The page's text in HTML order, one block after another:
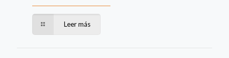
Leer más